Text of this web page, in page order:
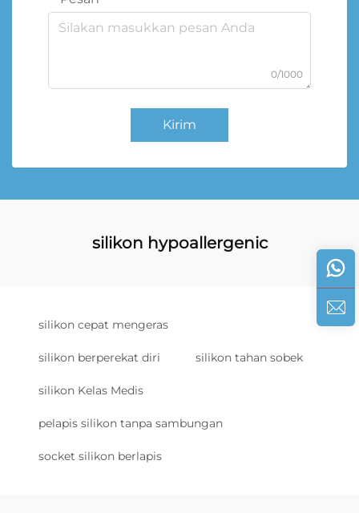
0/1000
Kirim
silikon hypoallergenic
silikon cepat mengeras
silikon berperekat diri silikon tahan sobek
silikon Kelas Medis
pelapis silikon tanpa sambungan
socket silikon berlapis